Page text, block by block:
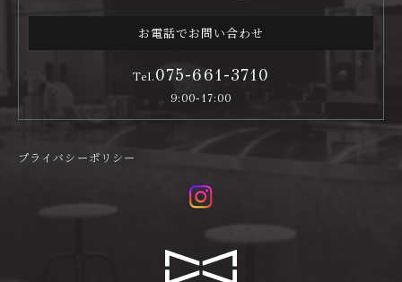
お電話でお問い合わせ
Tel.075-661-3710
9:00-17:00
プライバシーポリシー